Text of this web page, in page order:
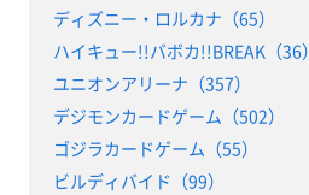
ディズニー・ロルカナ（65）
ハイキュー!!バボカ!!BREAK（36）
ユニオンアリーナ（357）
デジモンカードゲーム（502）
ゴジラカードゲーム（55）
ビルディバイド（99）